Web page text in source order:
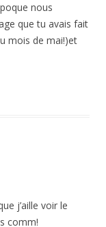
nous
que tu avais fait
mois de mai!)et
j’aille voir le
comm!